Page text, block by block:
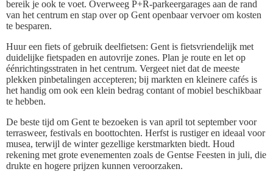
bereik je ook te voet. Overweeg P+R-parkeergarages aan de rand
van het centrum en stap over op Gent openbaar vervoer om kosten
te besparen.
Huur een fiets of gebruik deelfietsen: Gent is fietsvriendelijk met
duidelijke fietspaden en autovrije zones. Plan je route en let op
éénrichtingsstraten in het centrum. Vergeet niet dat de meeste
plekken pinbetalingen accepteren; bij markten en kleinere cafés is
het handig om ook een klein bedrag contant of mobiel beschikbaar
te hebben.
De beste tijd om Gent te bezoeken is van april tot september voor
terrasweer, festivals en boottochten. Herfst is rustiger en ideaal voor
musea, terwijl de winter gezellige kerstmarkten biedt. Houd
rekening met grote evenementen zoals de Gentse Feesten in juli, die
drukte en hogere prijzen kunnen veroorzaken.